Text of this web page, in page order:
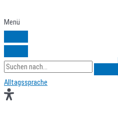
Inhalt
springen
Menü
Search
for:
Alltagssprache